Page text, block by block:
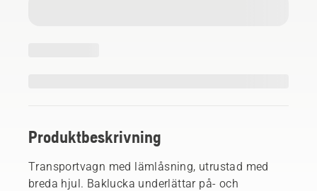
Produktbeskrivning
Transportvagn med lämlåsning, utrustad med
breda hjul. Baklucka underlättar på- och